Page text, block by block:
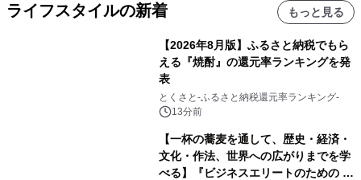
ライフスタイルの新着 もっと見る
【2026年8月版】ふるさと納税でもら
える『焼酎』の還元率ランキングを発
表
とくさと-ふるさと納税還元率ランキング-
13分前
【一杯の蕎麦を通して、歴史・経済・
文化・作法、世界への広がりまでを学
べる】『ビジネスエリートのための 教